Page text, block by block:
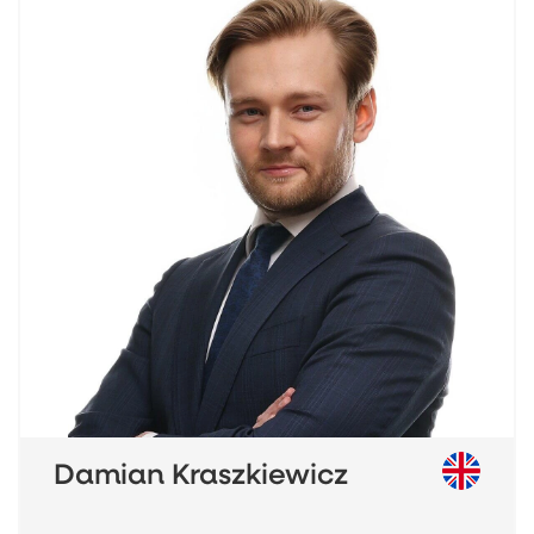
Działka jest płaska i ma wymiary 40m x 40m. Za
domem znajduję się dodatkowy garaż na dwa
Zakup bez prowizji (dla klientów gotówkowych oraz
klientów kredytowych korzystających z naszego
Zapraszamy na prezentacje!
Damian Kraszkiewicz